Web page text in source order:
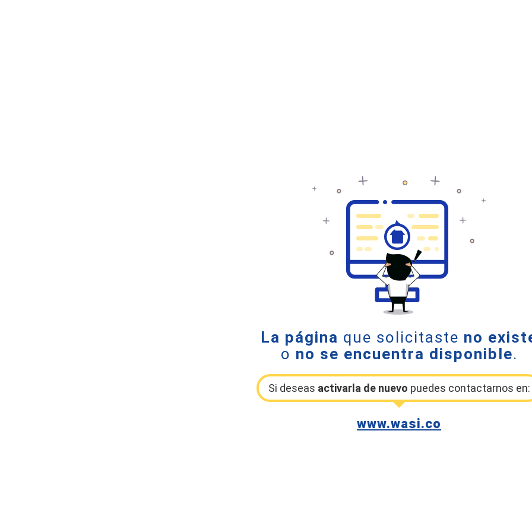
La página que solicitaste no
o no se encuentra disponible.
Si deseas activarla de nuevo puedes contactarnos en:
www.wasi.co